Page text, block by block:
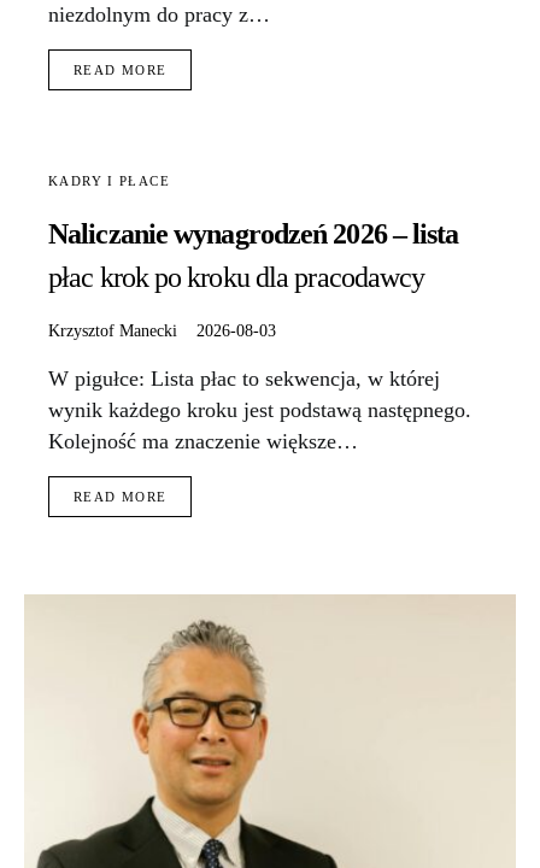
niezdolnym do pracy z…
READ MORE
KADRY I PŁACE
Naliczanie wynagrodzeń 2026 – lista
płac krok po kroku dla pracodawcy
Krzysztof Manecki 2026-08-03
W pigułce: Lista płac to sekwencja, w której
wynik każdego kroku jest podstawą następnego.
Kolejność ma znaczenie większe…
READ MORE